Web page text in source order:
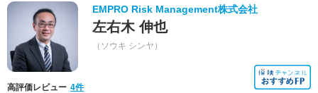
EMPRO Risk Management株式会社
左右木 伸也
（ソウキ シンヤ）
高評価レビュー 4件